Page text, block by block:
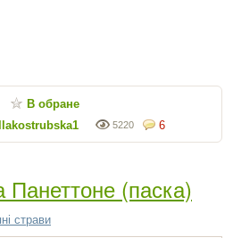
6
5220
В обране
Панеттоне (паска)
страви